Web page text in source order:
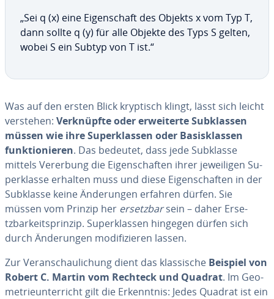
„Sei q (x) eine Ei­gensc­haft des Objekts x vom Typ T,
dann sollte q (y) für alle Objekte des Typs S gelten,
wobei S ein Subtyp von T ist.“
Was auf den ersten Blick kryptisch klingt, lässt sich leicht
verstehen: Verk­nüpfte oder erwei­terte Subklas­sen
müssen wie ihre Su­perklas­sen oder Ba­sis­klas­sen
funk­tio­nieren. Das bedeutet, dass jede Subklasse
mittels Vererbung die Ei­gensc­haf­ten ihrer jewei­li­gen Su­
perklasse erhalten muss und diese Ei­gensc­haf­ten in der
Subklasse keine Än­de­run­gen erfahren dürfen. Sie
müssen vom Prinzip her ersetzbarsein – daher Er­se­
tzbar­keits­pri­nzip. Su­perklas­sen hingegen dürfen sich
durch Än­de­run­gen mo­di­fizieren lassen.
Zur Ve­ransc­hau­lic­hung dient das klas­sische Beispiel von
Robert C. Martin vom Rechteck und Quadrat. Im Geo­
met­rie­un­ter­richt gilt die Er­kennt­nis: Jedes Quadrat ist ein